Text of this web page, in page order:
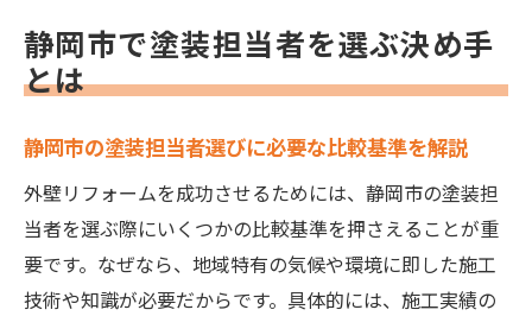
ント
静岡市の外壁塗装で失敗しない担当者見極
めよう
外壁塗装の信頼できる担当者を見極める方法
塗装担当者の経歴と施工実績の確認ポイン
静岡市で塗装担当者を選ぶ決め手
とは
静岡市の塗装担当者選びに必要な比較基準を解説
外壁リフォームを成功させるためには、静岡市の塗装担
当者を選ぶ際にいくつかの比較基準を押さえることが重
要です。なぜなら、地域特有の気候や環境に即した施工
技術や知識が必要だからです。具体的には、施工実績の